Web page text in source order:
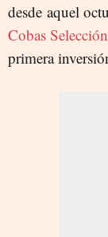
desde aquel
Cobas Selección
primera